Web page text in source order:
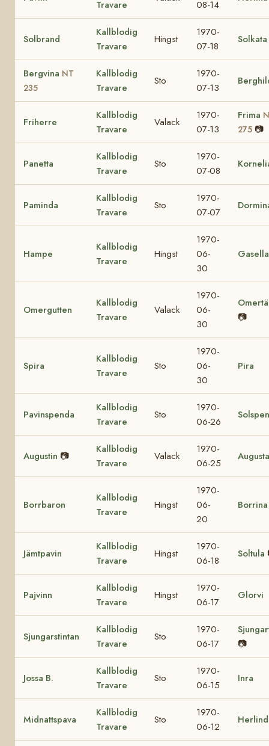
Travare 08-14
Solbrand
Kallblodig
Travare
Hingst
1970-
07-18
Solkata
Bergvina NT
235
Kallblodig
Travare
Sto
1970-
07-13
Friherre
Kallblodig
Travare
Valack
1970-
07-13
Frima
275 📷
Panetta
Kallblodig
Travare
Sto
1970-
07-08
Paminda
Kallblodig
Travare
Sto
1970-
07-07
Hampe
Kallblodig
Travare
Hingst
1970-
06-
30
Gasella
Omergutten
Kallblodig
Travare
Valack
1970-
06-
30
📷
Spira
Kallblodig
Travare
Sto
1970-
06-
30
Pira
Pavinspenda
Kallblodig
Travare
Sto
1970-
06-26
Augustin 📷
Kallblodig
Travare
Valack
1970-
06-25
Augusta
Borrbaron
Kallblodig
Travare
Hingst
1970-
06-
20
Borrina
Jämtpavin
Kallblodig
Travare
Hingst
1970-
06-18
Soltula
Pajvinn
Kallblodig
Travare
Hingst
1970-
06-17
Glorvi
Sjungarstintan
Kallblodig
Travare
Sto
1970-
06-17
📷
Jossa B.
Kallblodig
Travare
Sto
1970-
06-15
Inra
Midnattspava
Kallblodig
Travare
Sto
1970-
06-12